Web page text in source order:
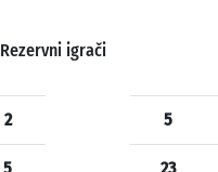
Rezervni igrači
2 5